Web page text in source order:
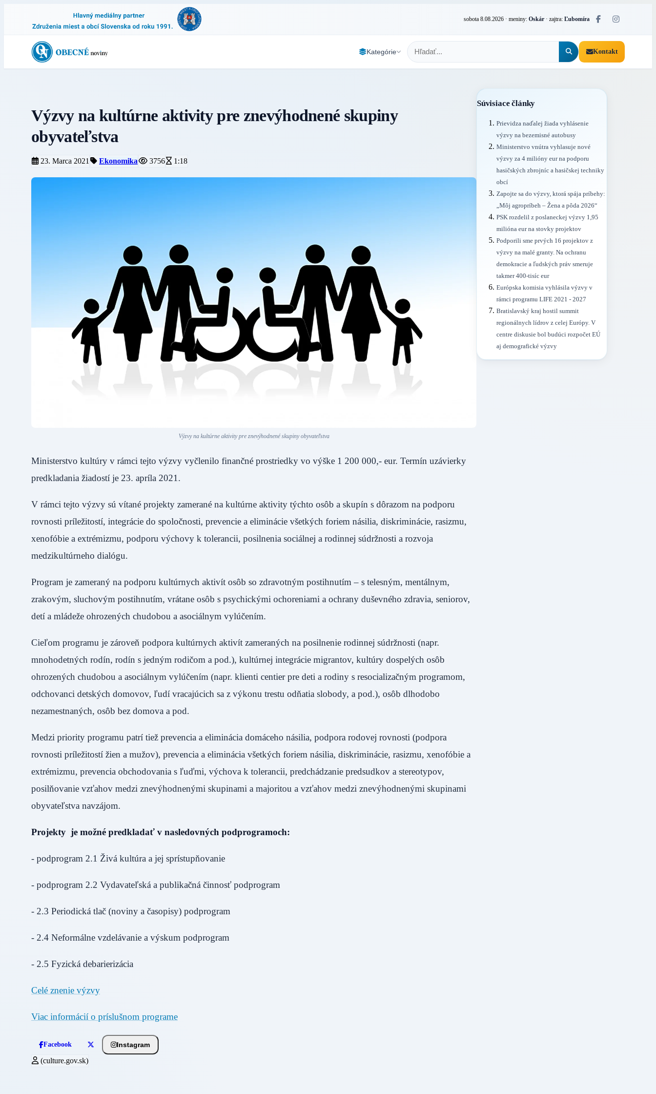
sobota 8.08.2026 · meniny: Oskár · zajtra: Ľubomíra
Kategórie Kontakt
Výzvy na kultúrne aktivity pre znevýhodnené skupiny
obyvateľstva
23. Marca 2021 Ekonomika 3756 1:18
Výzvy na kultúrne aktivity pre znevýhodnené skupiny obyvateľstva
Ministerstvo kultúry v rámci tejto výzvy vyčlenilo finančné prostriedky vo výške 1 200 000,- eur. Termín uzávierky
predkladania žiadostí je 23. apríla 2021.
V rámci tejto výzvy sú vítané projekty zamerané na kultúrne aktivity týchto osôb a skupín s dôrazom na podporu
rovnosti príležitostí, integrácie do spoločnosti, prevencie a eliminácie všetkých foriem násilia, diskriminácie, rasizmu,
xenofóbie a extrémizmu, podporu výchovy k tolerancii, posilnenia sociálnej a rodinnej súdržnosti a rozvoja
medzikultúrneho dialógu.
Program je zameraný na podporu kultúrnych aktivít osôb so zdravotným postihnutím – s telesným, mentálnym,
zrakovým, sluchovým postihnutím, vrátane osôb s psychickými ochoreniami a ochrany duševného zdravia, seniorov,
detí a mládeže ohrozených chudobou a asociálnym vylúčením.
Cieľom programu je zároveň podpora kultúrnych aktivít zameraných na posilnenie rodinnej súdržnosti (napr.
mnohodetných rodín, rodín s jedným rodičom a pod.), kultúrnej integrácie migrantov, kultúry dospelých osôb
ohrozených chudobou a asociálnym vylúčením (napr. klienti centier pre deti a rodiny s resocializačným programom,
odchovanci detských domovov, ľudí vracajúcich sa z výkonu trestu odňatia slobody, a pod.), osôb dlhodobo
nezamestnaných, osôb bez domova a pod.
Medzi priority programu patrí tiež prevencia a eliminácia domáceho násilia, podpora rodovej rovnosti (podpora
rovnosti príležitostí žien a mužov), prevencia a eliminácia všetkých foriem násilia, diskriminácie, rasizmu, xenofóbie a
extrémizmu, prevencia obchodovania s ľuďmi, výchova k tolerancii, predchádzanie predsudkov a stereotypov,
posilňovanie vzťahov medzi znevýhodnenými skupinami a majoritou a vzťahov medzi znevýhodnenými skupinami
obyvateľstva navzájom.
Projekty je možné predkladať v nasledovných podprogramoch:
- podprogram 2.1 Živá kultúra a jej sprístupňovanie
- podprogram 2.2 Vydavateľská a publikačná činnosť podprogram
- 2.3 Periodická tlač (noviny a časopisy) podprogram
- 2.4 Neformálne vzdelávanie a výskum podprogram
- 2.5 Fyzická debarierizácia
Celé znenie výzvy
Viac informácií o príslušnom programe
Facebook Instagram
(culture.gov.sk)
Súvisiace články
Prievidza naďalej žiada vyhlásenie
výzvy na bezemisné autobusy
Ministerstvo vnútra vyhlasuje nové
výzvy za 4 milióny eur na podporu
hasičských zbrojníc a hasičskej techniky
obcí
Zapojte sa do výzvy, ktorá spája príbehy:
„Môj agropríbeh – Žena a pôda 2026“
PSK rozdelil z poslaneckej výzvy 1,95
milióna eur na stovky projektov
Podporili sme prvých 16 projektov z
výzvy na malé granty. Na ochranu
demokracie a ľudských práv smeruje
takmer 400-tisíc eur
Európska komisia vyhlásila výzvy v
rámci programu LIFE 2021 - 2027
Bratislavský kraj hostil summit
regionálnych lídrov z celej Európy. V
centre diskusie bol budúci rozpočet EÚ
aj demografické výzvy